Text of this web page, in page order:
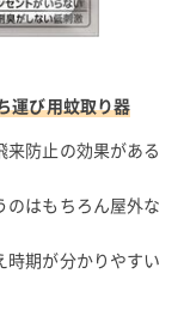
運び用蚊取り器
防止の効果がある
のはもちろん屋外な
時期が分かりやすい